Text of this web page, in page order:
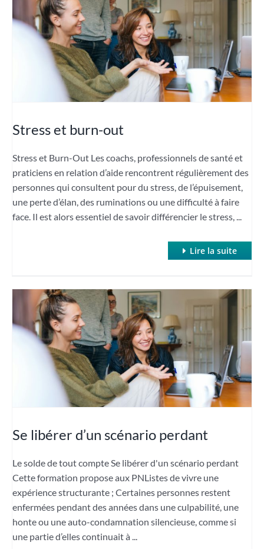
Stress et burn-out
Stress et Burn-Out Les coachs, professionnels de santé et
praticiens en relation d’aide rencontrent régulièrement des
personnes qui consultent pour du stress, de l’épuisement,
une perte d’élan, des ruminations ou une difficulté à faire
face. Il est alors essentiel de savoir différencier le stress, ...
Lire la suite
Se libérer d’un scénario perdant
Le solde de tout compte Se libérer d'un scénario perdant
Cette formation propose aux PNListes de vivre une
expérience structurante ; Certaines personnes restent
enfermées pendant des années dans une culpabilité, une
honte ou une auto-condamnation silencieuse, comme si
une partie d’elles continuait à ...